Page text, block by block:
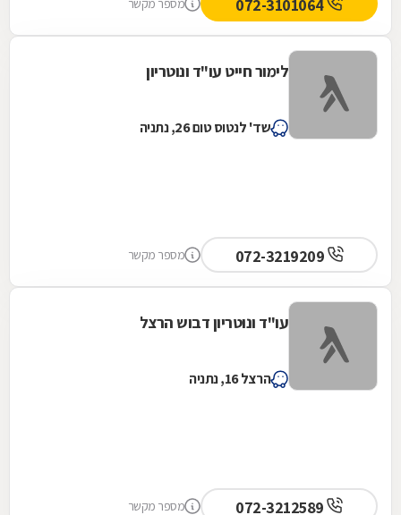
072-3101064 מספר מקשר
לימור חייט עו"ד ונוטריון
שד' לנטוס טום 26, נתניה
מספר מקשר
עו"ד ונוטריון דבוש הרצל
הרצל 16, נתניה
מספר מקשר